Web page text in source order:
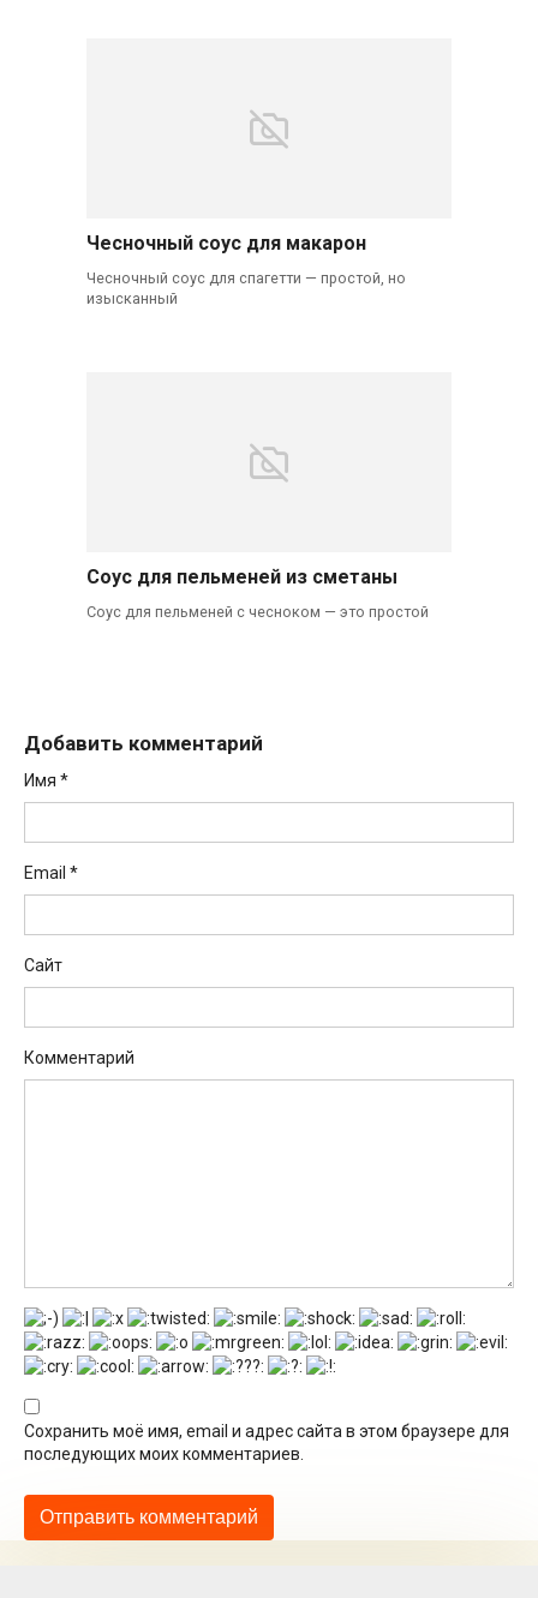
Чесночный соус для макарон
Чесночный соус для спагетти — простой, но
изысканный
Соус для пельменей из сметаны
Соус для пельменей с чесноком — это простой
Добавить комментарий
Имя *
Email *
Сайт
Комментарий
Сохранить моё имя, email и адрес сайта в этом браузере для
последующих моих комментариев.